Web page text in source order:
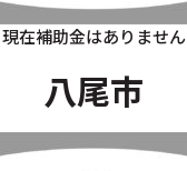
現在補助金はありません
八尾市